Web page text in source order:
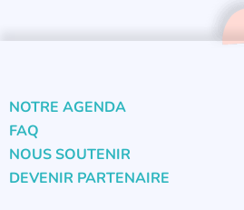
NOTRE AGENDA
FAQ
NOUS SOUTENIR
DEVENIR PARTENAIRE